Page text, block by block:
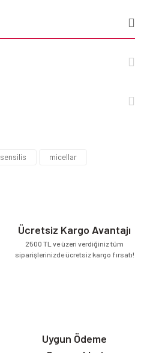
sensilis micellar
Ücretsiz Kargo Avantajı
2500 TL ve üzeri verdiğiniz tüm
siparişlerinizde ücretsiz kargo fırsatı!
Uygun Ödeme